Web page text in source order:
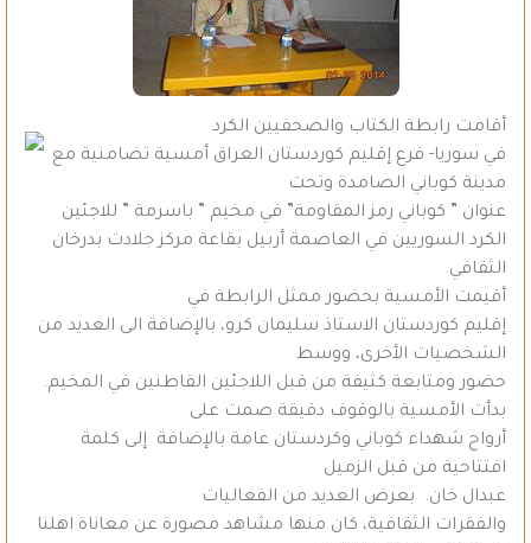
أقامت رابطة الكتاب والصحفيين الكرد
في سوريا- فرع إقليم كوردستان العراق أمسية تضامنية مع
مدينة كوباني الصامدة وتحت
عنوان ” كوباني رمز المقاومة” في مخيم ” باسرمة ” للاجئين
الكرد السوريين في العاصمة أربيل بقاعة مركز جلادت بدرخان
الثقافي.
أقيمت الأمسية بحضور ممثل الرابطة في
إقليم كوردستان الاستاذ سليمان كرو، بالإضافة الى العديد من
الشخصيات الأخرى، ووسط
حضور ومتابعة كثيفة من قبل اللاجئين القاطنين في المخيم.
بدأت الأمسية بالوقوف دقيقة صمت على
أرواح شهداء كوباني وكردستان عامة بالإضافة إلى كلمة
افتتاحية من قبل الزميل
عبدال خان. بعرض العديد من الفعاليات
والفقرات الثقافية، كان منها مشاهد مصورة عن معاناة اهلنا